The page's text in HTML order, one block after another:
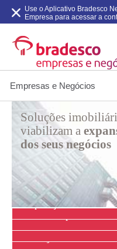
Empresas e Negócios
MAIS BUSCADOS
Soluções
viabilizam a
dos seus negócios
Aquisição
de Imóvel
Use o Aplicativo Bradesco
Empresa para acessar a